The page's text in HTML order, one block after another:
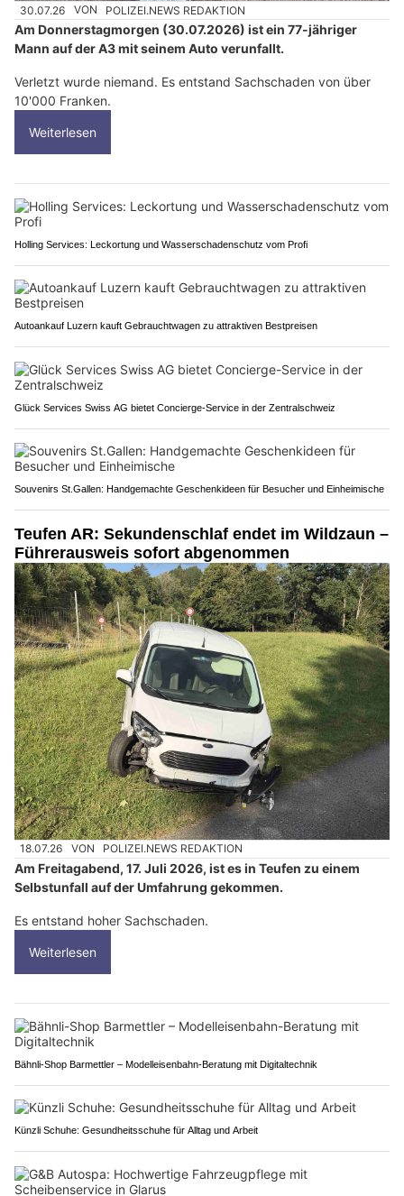
30.07.26 VON POLIZEI.NEWS REDAKTION
Am Donnerstagmorgen (30.07.2026) ist ein 77-jähriger
Mann auf der A3 mit seinem Auto verunfallt.
Verletzt wurde niemand. Es entstand Sachschaden von über
10'000 Franken.
Weiterlesen
Holling Services: Leckortung und Wasserschadenschutz vom Profi
Autoankauf Luzern kauft Gebrauchtwagen zu attraktiven Bestpreisen
Glück Services Swiss AG bietet Concierge-Service in der Zentralschweiz
Souvenirs St.Gallen: Handgemachte Geschenkideen für Besucher und Einheimische
Teufen AR: Sekundenschlaf endet im Wildzaun –
Führerausweis sofort abgenommen
18.07.26 VON POLIZEI.NEWS REDAKTION
Am Freitagabend, 17. Juli 2026, ist es in Teufen zu einem
Selbstunfall auf der Umfahrung gekommen.
Es entstand hoher Sachschaden.
Weiterlesen
Bähnli-Shop Barmettler – Modelleisenbahn-Beratung mit Digitaltechnik
Künzli Schuhe: Gesundheitsschuhe für Alltag und Arbeit